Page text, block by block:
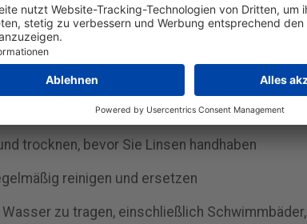
und anderen Infektionen zu schützen, sollten
Desinfektionslösungen verwenden
trocknen, bevor Sie Linsen handhaben
reinigen und ersetzen
zu tragen, einschließlich Schwimmbäder,